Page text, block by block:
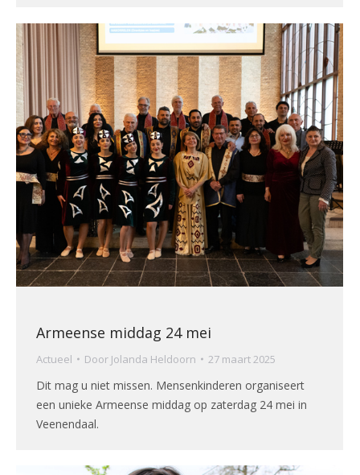
Armeense middag 24 mei
Actueel Door Jolanda Heldoorn 27 maart 2025
Dit mag u niet missen. Mensenkinderen organiseert
een unieke Armeense middag op zaterdag 24 mei in
Veenendaal.